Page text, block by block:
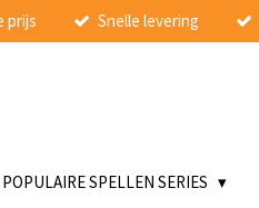
prijs Snelle levering
POPULAIRE SPELLEN SERIES